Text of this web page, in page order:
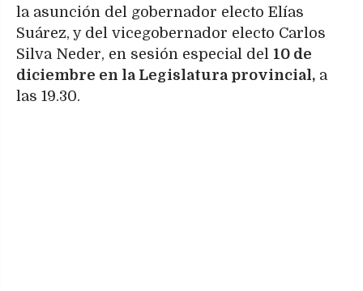
la asunción del gobernador electo Elías
Suárez, y del vicegobernador electo Carlos
Silva Neder, en sesión especial del 10 de
diciembre en la Legislatura provincial, a
las 19.30.